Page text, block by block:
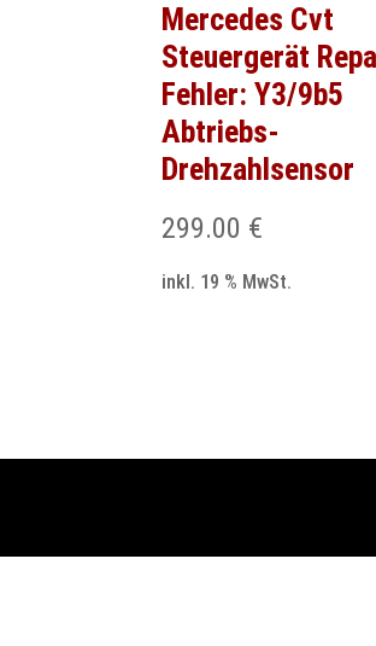
Mercedes Cvt
Steuergerät
Fehler: Y3/9b5
Abtriebs-
Drehzahlsensor
299.00 €
inkl. 19 % MwSt.